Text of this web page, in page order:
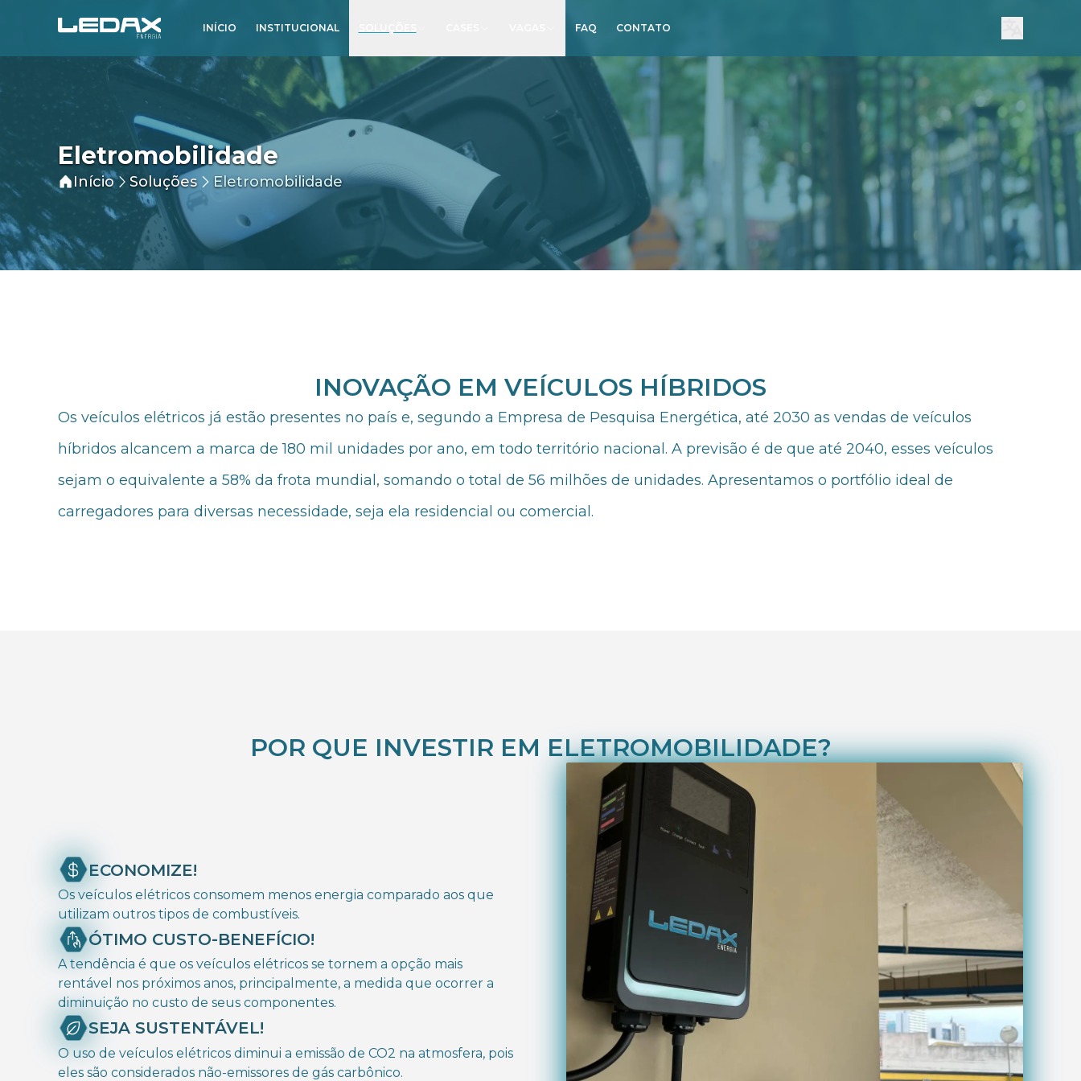
INÍCIO INSTITUCIONAL FAQ CONTATO
Lang
Eletromobilidade
Início Soluções Eletromobilidade
INOVAÇÃO EM VEÍCULOS HÍBRIDOS
Os veículos elétricos já estão presentes no país e, segundo a Empresa de Pesquisa Energética, até 2030 as vendas de veículos
híbridos alcancem a marca de 180 mil unidades por ano, em todo território nacional. A previsão é de que até 2040, esses veículos
sejam o equivalente a 58% da frota mundial, somando o total de 56 milhões de unidades. Apresentamos o portfólio ideal de
carregadores para diversas necessidade, seja ela residencial ou comercial.
POR QUE INVESTIR EM ELETROMOBILIDADE?
ECONOMIZE!
Os veículos elétricos consomem menos energia comparado aos que
utilizam outros tipos de combustíveis.
ÓTIMO CUSTO-BENEFÍCIO!
A tendência é que os veículos elétricos se tornem a opção mais
rentável nos próximos anos, principalmente, a medida que ocorrer a
diminuição no custo de seus componentes.
SEJA SUSTENTÁVEL!
O uso de veículos elétricos diminui a emissão de CO2 na atmosfera, pois
eles são considerados não-emissores de gás carbônico.